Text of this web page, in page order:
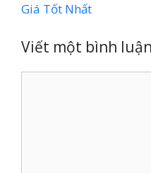
Giá Tốt Nhất
Viết một bình luận